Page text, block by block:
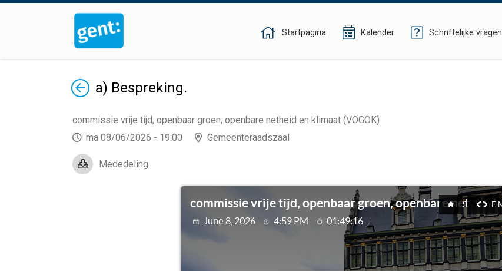
Startpagina Kalender Schriftelijke vragen
Teruga) Bespreking.
commissie vrije tijd, openbaar groen, openbare netheid en klimaat (VOGOK)
ma 08/06/2026 - 19:00
Gemeenteraadszaal
Mededeling